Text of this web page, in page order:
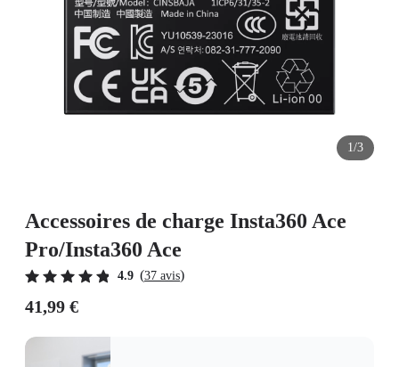
1/3
Accessoires de charge Insta360 Ace
Pro/Insta360 Ace
4.9 (37 avis)
41,99 €